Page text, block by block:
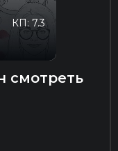
КП: 7.3
смотреть